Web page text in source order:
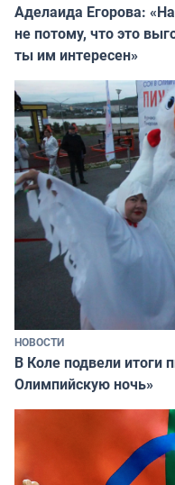
Аделаида Егорова:
не потому, что это
ты им интересен»
НОВОСТИ
В Коле подвели итоги
Олимпийскую ночь»